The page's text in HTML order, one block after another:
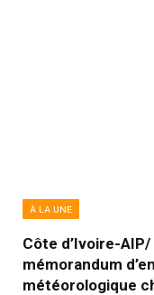
À LA UNE
Côte d’Ivoire-AIP/
mémorandum
météorologique